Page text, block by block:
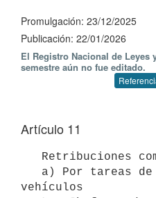
Promulgación: 23/12/2025
Publicación: 22/01/2026
El Registro Nacional de Leyes
semestre aún no fue editado.
Artículo 11
vehículos